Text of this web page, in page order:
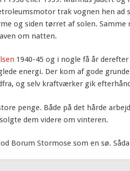
trak vognen hen
og siden tørret af solen.
om natten.
1940-45 og i nogle få år
energi. Der kom af gode
og selv kraftværker gik
penge. Både på det hårde
dem videre om vinteren.
Borum Stormose som en sø.